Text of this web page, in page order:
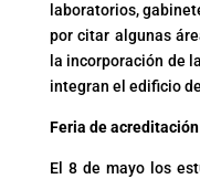
laboratorios,
por citar algunas
la incorporación de
integran el edificio
Feria de acreditación
El 8 de mayo los